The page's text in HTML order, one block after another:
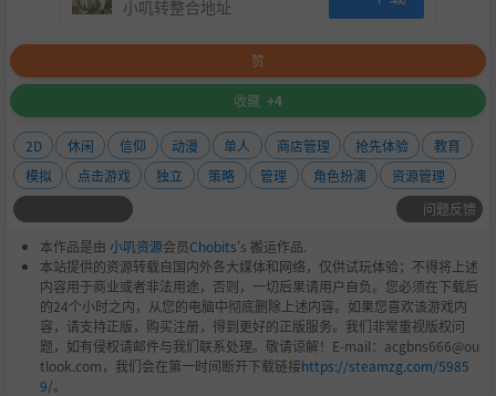
地区影响力系统，通过教学成果解锁新功能、高质量学
生、特殊招聘简章及新故事。
独特的升级树系统，其项目带有中立、革新、传统的不
同倾向，让玩家塑造寺子屋的发展方向。
慧音老师，幻想乡的未来蓝图正待你描绘！准备好迎接挑
战，在传统与革新之间开辟道路，将你的寺子屋打造成独一
无二的教育殿堂了吗？
小叽转整合地址
赞
收藏 +4
2D 休闲 信仰 动漫 单人 商店管理 抢先体验
教育
模拟
点击游戏 独立 策略 管理 角色扮演
资源管理
问题反馈
本作品是由 小叽资源会员Chobits's 搬运作品.
本站提供的资源转载自国内外各大媒体和网络，仅供试玩体验；不得将上述
内容用于商业或者非法用途，否则，一切后果请用户自负。您必须在下载后
的24个小时之内，从您的电脑中彻底删除上述内容。如果您喜欢该游戏内
容，请支持正版，购买注册，得到更好的正版服务。我们非常重视版权问
题，如有侵权请邮件与我们联系处理。敬请谅解！E-mail：acgbns666@ou
tlook.com，我们会在第一时间断开下载链接https://steamzg.com/5985
9/。